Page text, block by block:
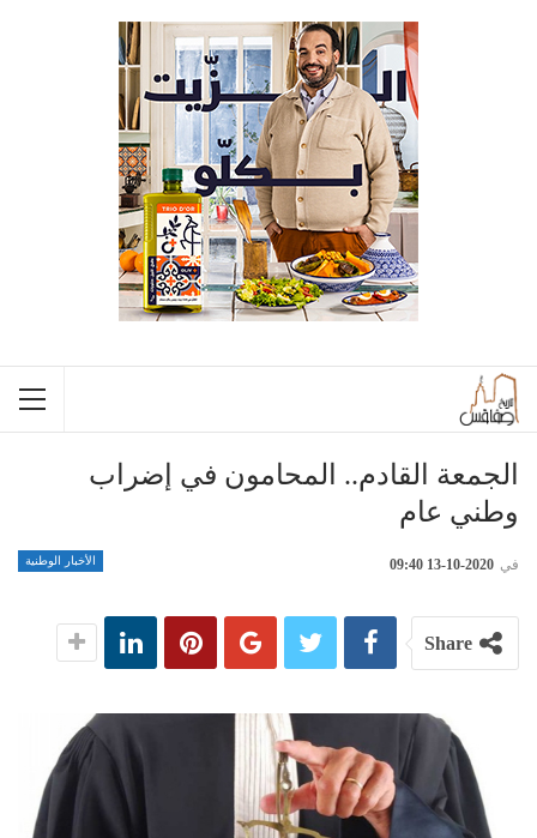
الجمعة القادم.. المحامون في إضراب
وطني عام
الأخبار الوطنية في 2020-10-13 09:40
Share